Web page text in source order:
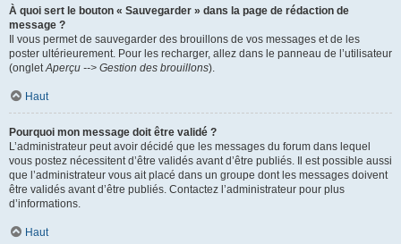
À quoi sert le bouton « Sauvegarder » dans la page de rédaction de
message ?
Il vous permet de sauvegarder des brouillons de vos messages et de les
poster ultérieurement. Pour les recharger, allez dans le panneau de l’utilisateur
(ongletAperçu --> Gestion des brouillons).
Haut
Pourquoi mon message doit être validé ?
L’administrateur peut avoir décidé que les messages du forum dans lequel
vous postez nécessitent d’être validés avant d’être publiés. Il est possible aussi
que l’administrateur vous ait placé dans un groupe dont les messages doivent
être validés avant d’être publiés. Contactez l’administrateur pour plus
d’informations.
Haut